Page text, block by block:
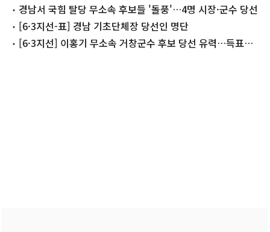
경남서 국힘 탈당 무소속 후보들 '돌풍'…4명 시장·군수 당선
[6·3지선-표] 경남 기초단체장 당선인 명단
[6·3지선] 이홍기 무소속 거창군수 후보 당선 유력…득표율